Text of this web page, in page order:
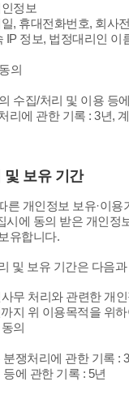
정보
, 휴대전화번호, 회사
IP 정보, 법정대리인 이
의
수집/처리 및 이용 등
리에 관한 기록 : 3년,
및 보유 기간
개인정보 보유·이용
시에 동의 받은 개인정
유합니다.
및 보유 기간은 다음과
무 처리와 관련한 개
지 위 이용목적을 위
의
쟁처리에 관한 기록 :
에 관한 기록 : 5년